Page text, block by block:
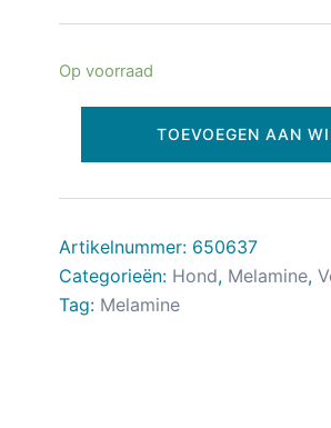
Op voorraad
TOEVOEGEN AAN
Artikelnummer: 650637
Categorieën: Hond, Melamine,
Tag: Melamine